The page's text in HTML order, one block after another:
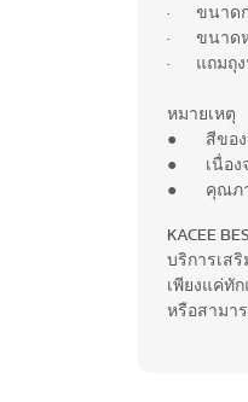
· ขนาดก่
· ขนาดห
· แถมถุง
หมายเหตุ
● สีของสิ
● เนื่องจ
● คุณภาพ
KACEE
บริการเส
เพียงแค่ทั
หรือสามา